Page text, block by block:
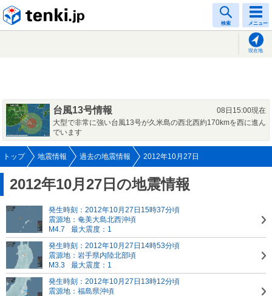
検索 メニュー
現在地
台風13号情報
08日15:00現在
大型で非常に強い台風13号が久米島の西北西約170kmを西に進ん
でいます
トップ 地震情報 過去の地震情報 2012年10月27日
2012年10月27日の地震情報
発生時刻：2012年10月27日15時37分頃
震源地：奄美大島北西沖頃
M4.7
最大震度：1
発生時刻：2012年10月27日14時53分頃
震源地：岩手県内陸北部頃
M3.3
最大震度：1
発生時刻：2012年10月27日13時12分頃
震源地：福島県沖頃